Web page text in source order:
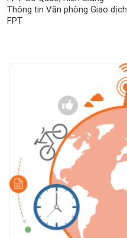
Thông tin Văn phòng Giao dịch
FPT